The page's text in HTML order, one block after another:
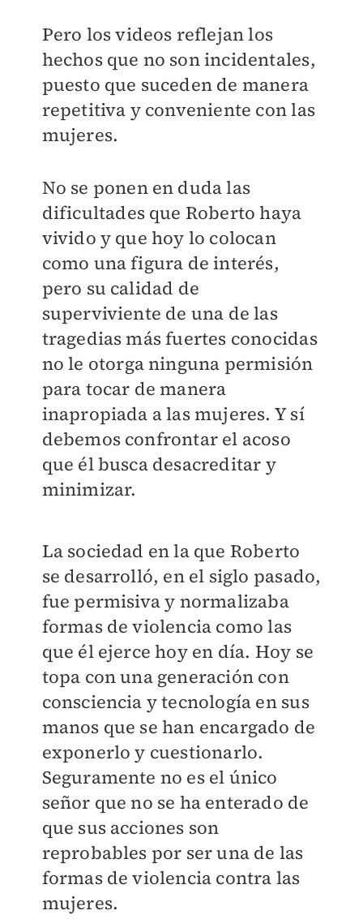
Pero los videos reflejan los
hechos que no son incidentales,
puesto que suceden de manera
repetitiva y conveniente con las
mujeres.
No se ponen en duda las
dificultades que Roberto haya
vivido y que hoy lo colocan
como una figura de interés,
pero su calidad de
superviviente de una de las
tragedias más fuertes conocidas
no le otorga ninguna permisión
para tocar de manera
inapropiada a las mujeres. Y sí
debemos confrontar el acoso
que él busca desacreditar y
minimizar.
La sociedad en la que Roberto
se desarrolló, en el siglo pasado,
fue permisiva y normalizaba
formas de violencia como las
que él ejerce hoy en día. Hoy se
topa con una generación con
consciencia y tecnología en sus
manos que se han encargado de
exponerlo y cuestionarlo.
Seguramente no es el único
señor que no se ha enterado de
que sus acciones son
reprobables por ser una de las
formas de violencia contra las
mujeres.